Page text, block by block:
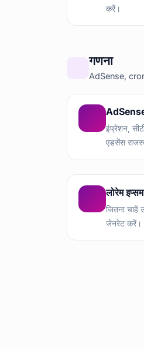
करें।
गणना
AdSense, cron,
AdSense
इंप्रेशन,
एडसेंस
लोरेम
जितना चाहें
जेनरेट करें।